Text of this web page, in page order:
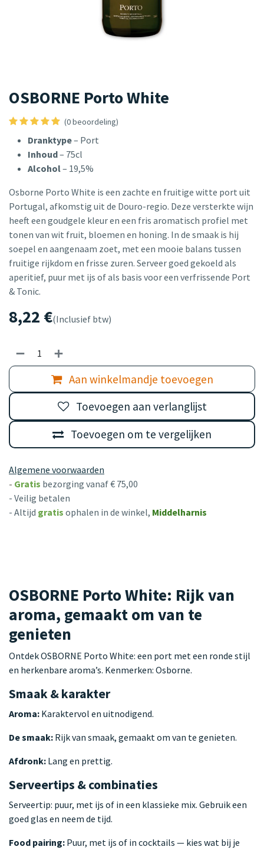
OSBORNE Porto White
(0 beoordeling)
Dranktype– Port
Inhoud– 75cl
Alcohol– 19,5%
Osborne Porto White is een zachte en fruitige witte port uit
Portugal, afkomstig uit de Douro-regio. Deze versterkte wijn
heeft een goudgele kleur en een fris aromatisch profiel met
tonen van wit fruit, bloemen en honing. In de smaak is hij
soepel en aangenaam zoet, met een mooie balans tussen
fruitige rijkdom en frisse zuren. Serveer goed gekoeld als
aperitief, puur met ijs of als basis voor een verfrissende Port
& Tonic.
8,22 €(Inclusief btw)
Aan winkelmandje toevoegen
Toevoegen om te vergelijken
Toevoegen aan verlanglijst
Algemene voorwaarden
- Gratis bezorging vanaf € 75,00
- Veilig betalen
- Altijd gratis ophalen in de winkel, Middelharnis
OSBORNE Porto White: Rijk van
aroma, gemaakt om van te
genieten
Ontdek OSBORNE Porto White: een port met een ronde stijl
en herkenbare aroma’s. Kenmerken: Osborne.
Smaak & karakter
Aroma: Karaktervol en uitnodigend.
De smaak: Rijk van smaak, gemaakt om van te genieten.
Afdronk: Lang en prettig.
Serveertips & combinaties
Serveertip: puur, met ijs of in een klassieke mix. Gebruik een
goed glas en neem de tijd.
Food pairing: Puur, met ijs of in cocktails — kies wat bij je